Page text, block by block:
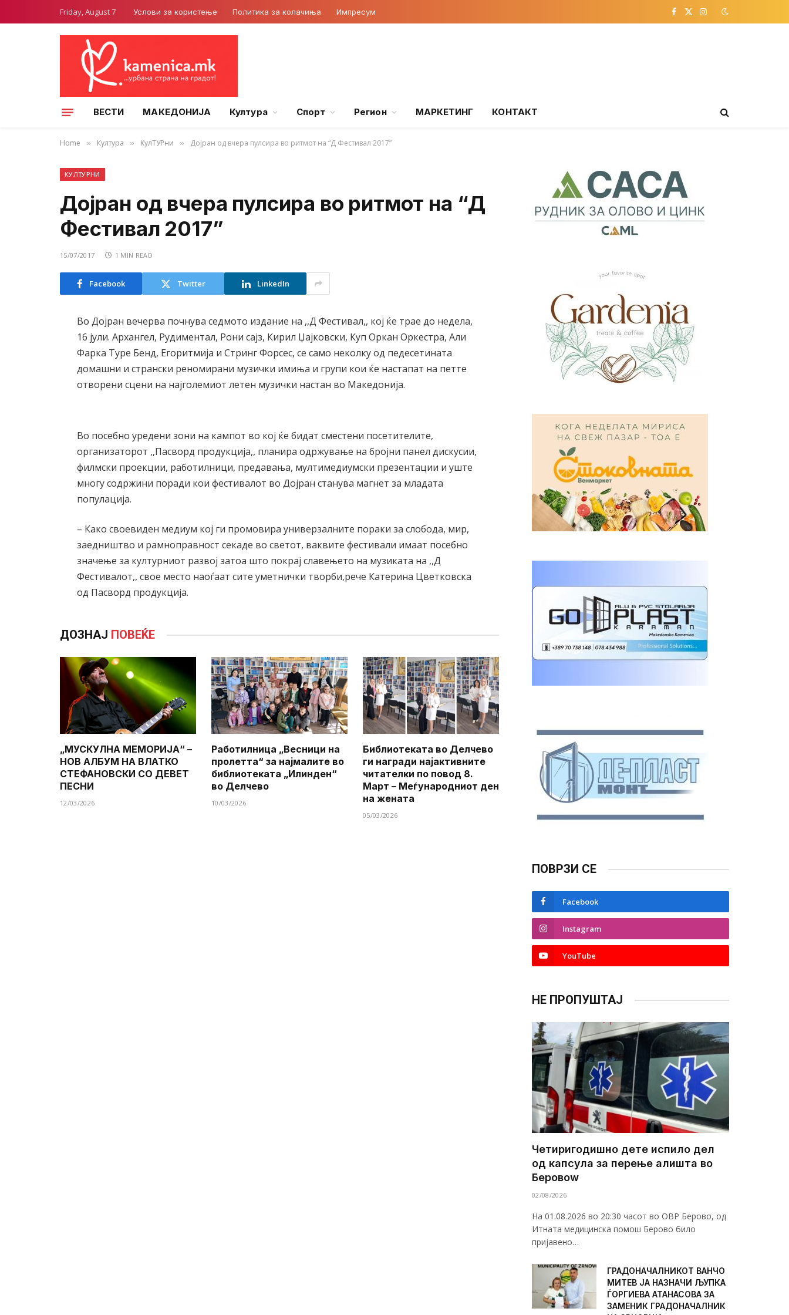
Friday, August 7 Услови за користење Политика за колачиња Импресум Facebook
X
Instagram
ВЕСТИ МАКЕДОНИЈА Култура Спорт Регион МАРКЕТИНГ КОНТАКТ
Home » Култура » КулТУРни » Дојран од вчера пулсира во ритмот на “Д Фестивал 2017”
КУЛТУРНИ
Дојран од вчера пулсира во ритмот на “Д
Фестивал 2017”
15/07/2017 1 MIN READ
Facebook Twitter LinkedIn
Во Дојран вечерва почнува седмото издание на ,,Д Фестивал,, кој ќе трае до недела,
16 јули. Архангел, Рудиментал, Рони сајз, Кирил Џајковски, Куп Оркан Оркестра, Али
Фарка Туре Бенд, Егоритмија и Стринг Форсес, се само неколку од педесетината
домашни и странски реномирани музички имиња и групи кои ќе настапат на петте
отворени сцени на најголемиот летен музички настан во Македонија.
Во посебно уредени зони на кампот во кој ќе бидат сместени посетителите,
организаторот ,,Пасворд продукција,, планира одржување на бројни панел дискусии,
филмски проекции, работилници, предавања, мултимедиумски презентации и уште
многу содржини поради кои фестивалот во Дојран станува магнет за младата
популација.
– Како своевиден медиум кој ги промовира универзалните пораки за слобода, мир,
заедништво и рамноправност секаде во светот, ваквите фестивали имаат посебно
значење за културниот развој затоа што покрај славењето на музиката на ,,Д
Фестивалот,, свое место наоѓаат сите уметнички творби,рече Катерина Цветковска
од Пасворд продукција.
ДОЗНАЈ ПОВЕЌЕ
„МУСКУЛНА МЕМОРИЈА“ –
НОВ АЛБУМ НА ВЛАТКО
СТЕФАНОВСКИ СО ДЕВЕТ
ПЕСНИ
12/03/2026
Работилница „Весници на
пролетта“ за најмалите во
библиотеката „Илинден“
во Делчево
10/03/2026
Библиотеката во Делчево
ги награди најактивните
читателки по повод 8.
Март – Меѓународниот ден
на жената
05/03/2026
ПОВРЗИ СЕ
Facebook
Instagram
YouTube
НЕ ПРОПУШТАЈ
Четиригодишно дете испило дел
од капсула за перење алишта во
Беровоw
02/08/2026
На 01.08.2026 во 20:30 часот во ОВР Берово, од
Итната медицинска помош Берово било
пријавено…
ГРАДОНАЧАЛНИКОТ ВАНЧО
МИТЕВ ЈА НАЗНАЧИ ЉУПКА
ЃОРГИЕВА АТАНАСОВА ЗА
ЗАМЕНИК ГРАДОНАЧАЛНИК